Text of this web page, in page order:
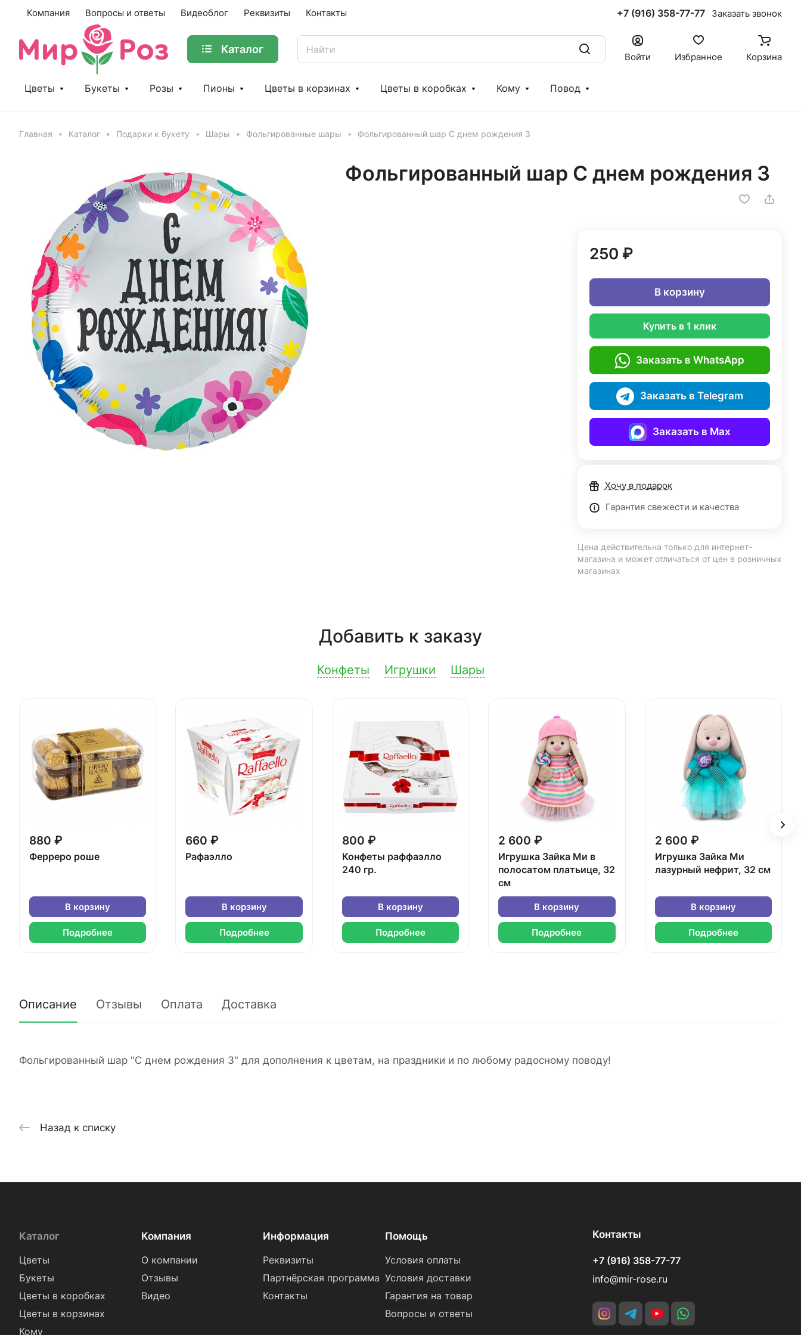
Компания Вопросы и ответы Видеоблог Реквизиты Контакты +7 (916) 358-77-77 Заказать звонок
Каталог
Войти Избранное Корзина
Цветы Букеты Розы Пионы Цветы в корзинах Цветы в коробках Кому Повод
Главная Каталог Подарки к букету Шары Фольгированные шары Фольгированный шар С днем рождения 3
Фольгированный шар С днем рождения 3
250 ₽
В корзину
Купить в 1 клик
Заказать в WhatsApp
Заказать в Telegram
Заказать в Max
Хочу в подарок
Гарантия свежести и качества
Цена действительна только для интернет-
магазина и может отличаться от цен в розничных
магазинах
Добавить к заказу
Конфеты Игрушки Шары
880 ₽
Ферреро роше
В корзину
Подробнее
660 ₽
Рафаэлло
В корзину
Подробнее
800 ₽
Конфеты раффаэлло
240 гр.
В корзину
Подробнее
2 600 ₽
Игрушка Зайка Ми в
полосатом платьице, 32
см
В корзину
Подробнее
2 600 ₽
Игрушка Зайка Ми
лазурный нефрит, 32 см
В корзину
Подробнее
Описание Отзывы Оплата Доставка
Фольгированный шар "С днем рождения 3" для дополнения к цветам, на праздники и по любому радосному поводу!
Назад к списку
Каталог
Цветы
Букеты
Цветы в коробках
Цветы в корзинах
Кому
Компания
О компании
Отзывы
Видео
Информация
Реквизиты
Партнёрская программа
Контакты
Помощь
Условия оплаты
Условия доставки
Гарантия на товар
Вопросы и ответы
Контакты
+7 (916) 358-77-77
info@mir-rose.ru